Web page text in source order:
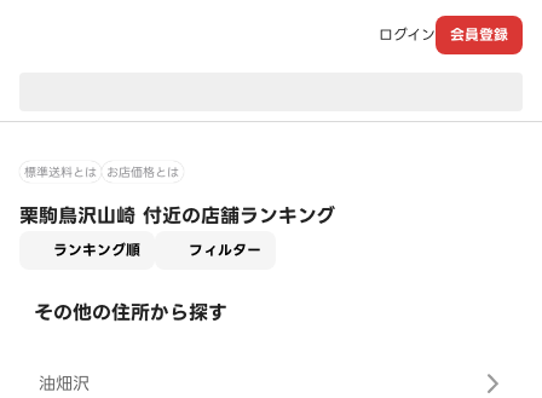
ログイン 会員登録
標準送料とは お店価格とは
栗駒鳥沢山崎 付近の店舗ランキング
ランキング順 フィルター
その他の住所から探す
油畑沢